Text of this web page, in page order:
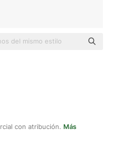
color
con atribución. Más